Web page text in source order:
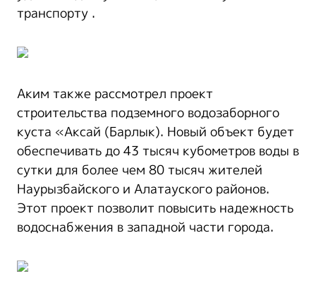
транспорту .
Аким также рассмотрел проект
строительства подземного водозаборного
куста «Аксай (Барлык). Новый объект будет
обеспечивать до 43 тысяч кубометров воды в
сутки для более чем 80 тысяч жителей
Наурызбайского и Алатауского районов.
Этот проект позволит повысить надежность
водоснабжения в западной части города.